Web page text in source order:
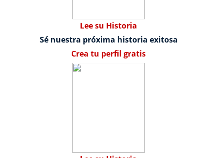
Lee su Historia
Sé nuestra próxima historia exitosa
Crea tu perfil gratis